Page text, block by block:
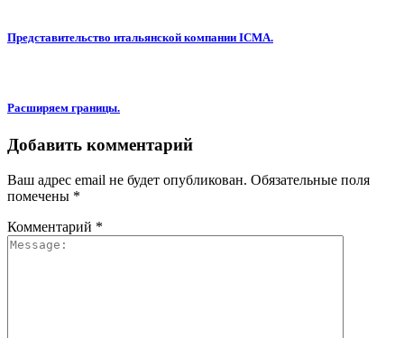
Представительство итальянской компании ICMA.
Расширяем границы.
Добавить комментарий
Ваш адрес email не будет опубликован. Обязательные поля
помечены *
Комментарий *